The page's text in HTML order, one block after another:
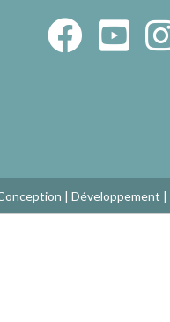
| Développement |